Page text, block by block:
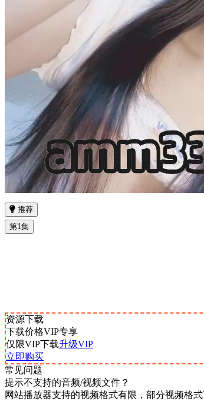
推荐
第1集
资源下载
下载价格VIP专享
仅限VIP下载升级VIP
立即购买
常见问题
提示不支持的音频/视频文件？
网站播放器支持的视频格式有限，部分视频格